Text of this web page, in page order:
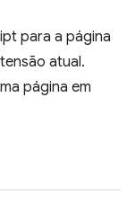
para a página
atual.
página em